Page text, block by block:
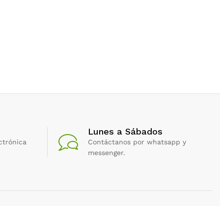
Lunes a Sábados
Contáctanos por whatsapp y
messenger.